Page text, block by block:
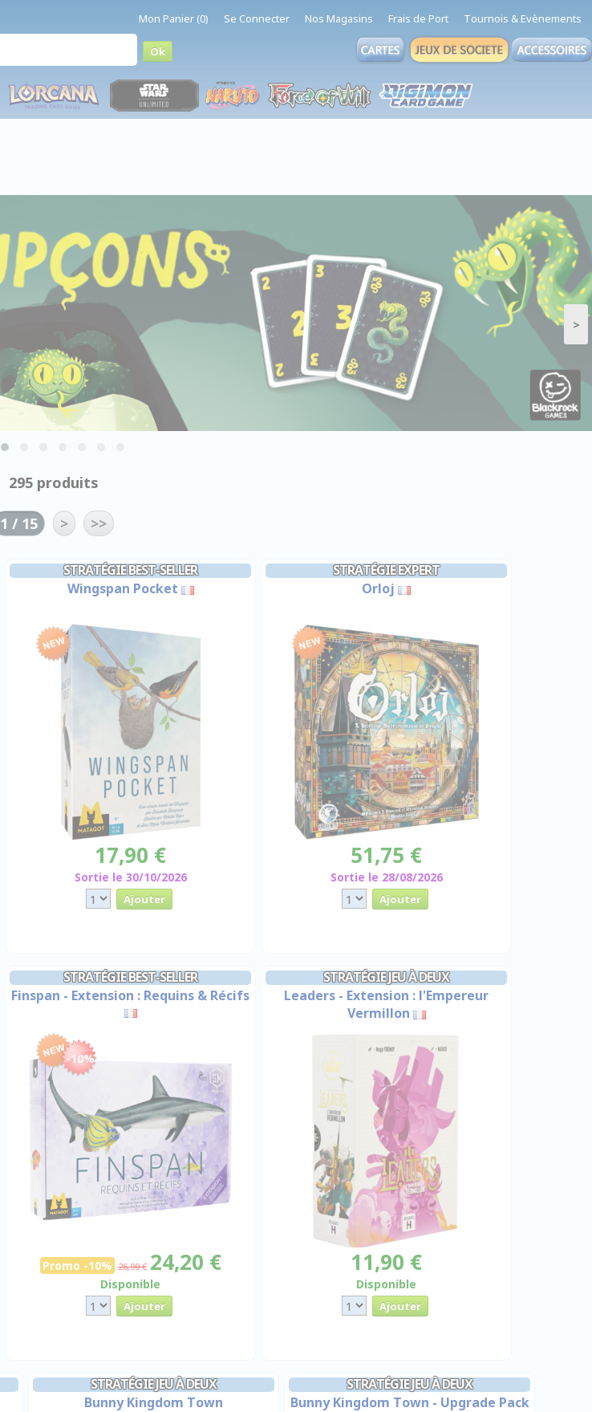
Mon Panier (0) Se Connecter Nos Magasins Frais de Port Tournois & Evènements
>
295 produits
1 / 15 > >>
STRATÉGIE BEST-SELLER
Wingspan Pocket
17,90 €
Sortie le 30/10/2026
STRATÉGIE EXPERT
Orloj
51,75 €
Sortie le 28/08/2026
STRATÉGIE BEST-SELLER
Finspan - Extension : Requins & Récifs
-10%
Promo -10% 26,90 € 24,20 €
Disponible
STRATÉGIE JEU À DEUX
Leaders - Extension : l'Empereur
Vermillon
11,90 €
Disponible
STRATÉGIE JEU À DEUX
Bunny Kingdom Town
STRATÉGIE JEU À DEUX
Bunny Kingdom Town - Upgrade Pack